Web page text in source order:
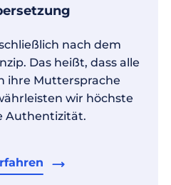
nach dem
Das heißt, dass alle
ihre Muttersprache
wir höchste
Authentizität.